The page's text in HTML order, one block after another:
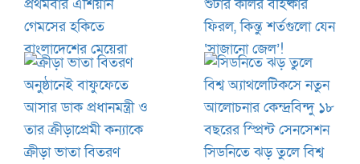
প্রথমবার এশিয়ান
গেমসের হকিতে
বাংলাদেশের মেয়েরা
শুটার কলির বহিষ্কার
ফিরল, কিন্তু শর্তগুলো যেন
‘সাজানো জেল’!
ক্রীড়া ভাতা বিতরণ
সিডনিতে ঝড় তুলে বিশ্ব